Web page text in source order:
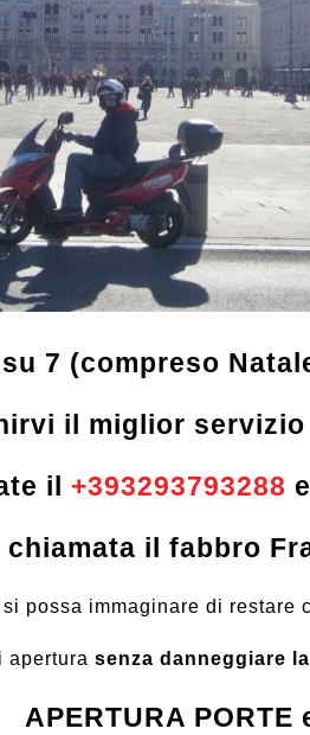
7 (compreso
il miglior
il +393293793288
chiamata il fabbro
possa immaginare di
apertura senza danneggiare
APERTURA PORTE